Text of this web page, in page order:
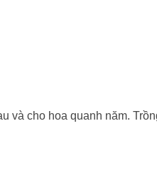
cho hoa quanh năm.